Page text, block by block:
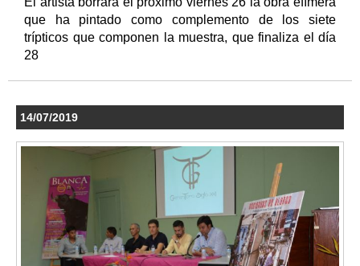
que ha pintado como complemento de los siete
trípticos que componen la muestra, que finaliza el día
28
14/07/2019